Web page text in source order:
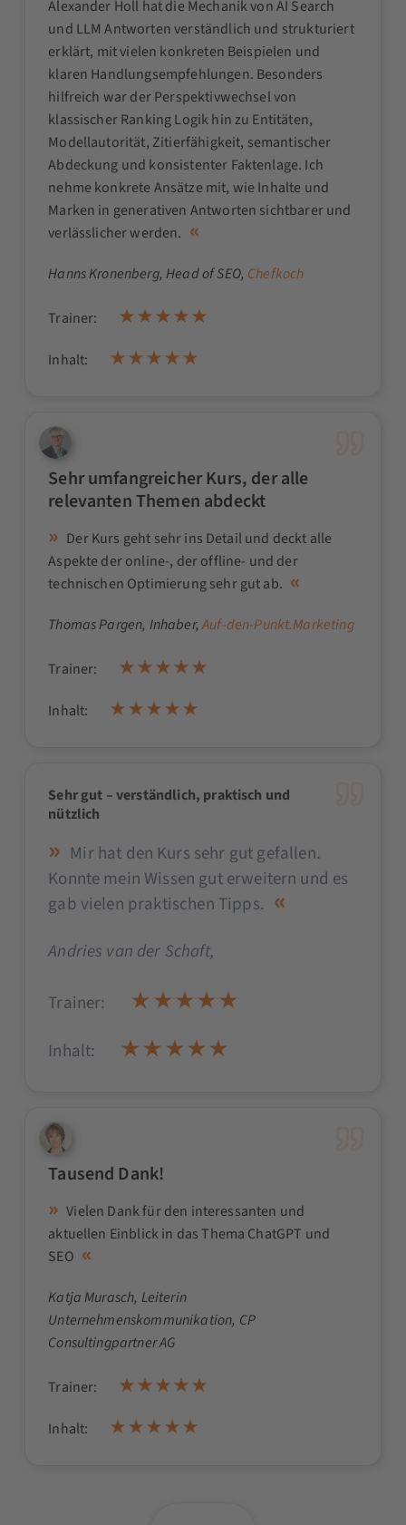
Alexander Holl hat die Mechanik von AI Search
und LLM Antworten verständlich und strukturiert
erklärt, mit vielen konkreten Beispielen und
klaren Handlungsempfehlungen. Besonders
hilfreich war der Perspektivwechsel von
klassischer Ranking Logik hin zu Entitäten,
Modellautorität, Zitierfähigkeit, semantischer
Abdeckung und konsistenter Faktenlage. Ich
nehme konkrete Ansätze mit, wie Inhalte und
Marken in generativen Antworten sichtbarer und
verlässlicher werden.
Hanns Kronenberg, Head of SEO, Chefkoch
Trainer:
Inhalt:
Sehr umfangreicher Kurs, der alle
relevanten Themen abdeckt
Der Kurs geht sehr ins Detail und deckt alle
Aspekte der online-, der offline- und der
technischen Optimierung sehr gut ab.
Thomas Pargen, Inhaber,Auf-den-Punkt.Marketing
Trainer:
Inhalt:
Sehr gut – verständlich, praktisch und
nützlich
Mir hat den Kurs sehr gut gefallen.
Konnte mein Wissen gut erweitern und es
gab vielen praktischen Tipps.
Andries van der Schaft,
Trainer:
Inhalt:
Tausend Dank!
Vielen Dank für den interessanten und
aktuellen Einblick in das Thema ChatGPT und
SEO
Katja Murasch, Leiterin
Unternehmenskommunikation, CP
Consultingpartner AG
Trainer:
Inhalt: